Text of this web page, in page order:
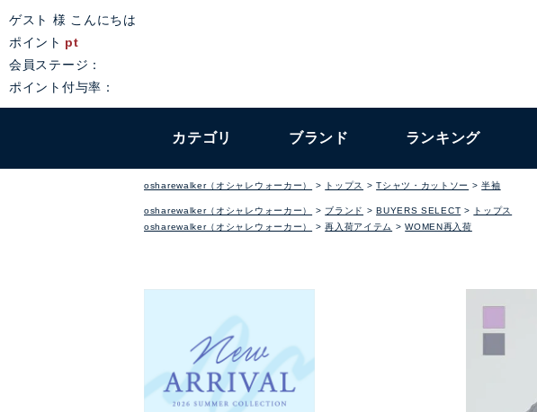
ゲスト 様 こんにちは
ポイント pt
会員ステージ：
ポイント付与率：
カテゴリ ブランド ランキング
osharewalker（オシャレウォーカー） トップス Tシャツ・カットソー 半袖
osharewalker（オシャレウォーカー） ブランド BUYERS SELECT
トップス
osharewalker（オシャレウォーカー）
再入荷アイテム WOMEN再入荷